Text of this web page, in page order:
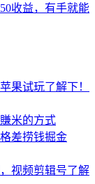
收益，有手就能
果试玩了解下！
米的方式
差捞钱掘金
视频剪辑号了解